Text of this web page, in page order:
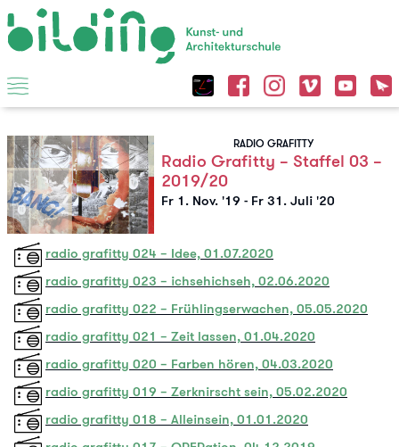
RADIO GRAFITTY
Radio Grafitty – Staffel 03 –
2019/20
Fr 1. Nov. '19 - Fr 31. Juli '20
radio grafitty 024 – Idee, 01.07.2020
radio grafitty 023 – ichsehichseh, 02.06.2020
radio grafitty 022 – Frühlingserwachen, 05.05.2020
radio grafitty 021 – Zeit lassen, 01.04.2020
radio grafitty 020 – Farben hören, 04.03.2020
radio grafitty 019 – Zerknirscht sein, 05.02.2020
radio grafitty 018 – Alleinsein, 01.01.2020